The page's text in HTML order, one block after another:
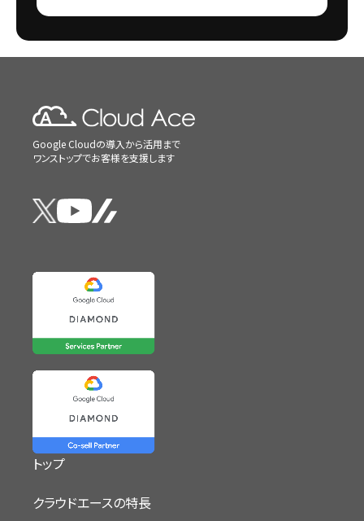
Google Cloudの導入から活用まで
ワンストップでお客様を支援します
トップ
クラウドエースの特長